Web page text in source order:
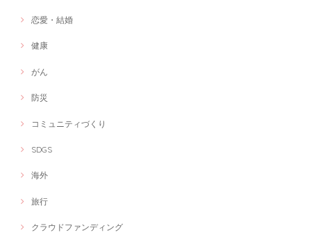
今回は、産後女性にオススメの献立相談を受けました。 私が男性で育休
座を申し込みました！ 細かいヒアリングから的確なアドバイスがいただ
セッションを通じて、食に対する意識が変わりました！ 何より、これか
せん！ ありがとうございました😊
メイドを販売するためにじぶんはけんさんのご紹介でインターネットシ
ョップの制作をお願いしました。 写真の選択もセンス良く、私が目指し
まえて、英語表記も入れて頂き、米ドルでの決済も可能な設定にしてい
恋愛・結婚
健康
がん
防災
コミュニティづくり
SDGS
海外
旅行
クラウドファンディング